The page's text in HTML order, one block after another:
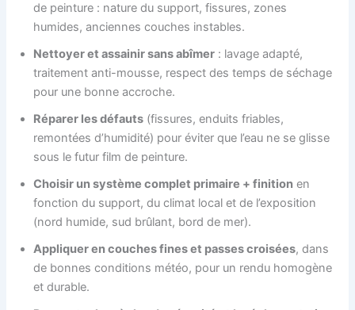
de peinture : nature du support, fissures, zones
humides, anciennes couches instables.
Nettoyer et assainir sans abîmer : lavage adapté,
traitement anti-mousse, respect des temps de séchage
pour une bonne accroche.
Réparer les défauts (fissures, enduits friables,
remontées d’humidité) pour éviter que l’eau ne se glisse
sous le futur film de peinture.
Choisir un système complet primaire + finition en
fonction du support, du climat local et de l’exposition
(nord humide, sud brûlant, bord de mer).
Appliquer en couches fines et passes croisées, dans
de bonnes conditions météo, pour un rendu homogène
et durable.